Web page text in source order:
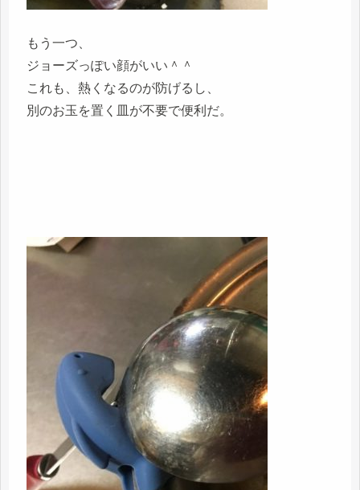
もう一つ、
ジョーズっぽい顔がいい＾＾
これも、熱くなるのが防げるし、
別のお玉を置く皿が不要で便利だ。